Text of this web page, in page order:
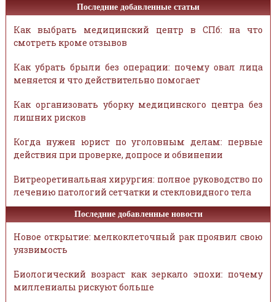
Последние добавленные статьи
Как выбрать медицинский центр в СПб: на что
смотреть кроме отзывов
Как убрать брыли без операции: почему овал лица
меняется и что действительно помогает
Как организовать уборку медицинского центра без
лишних рисков
Когда нужен юрист по уголовным делам: первые
действия при проверке, допросе и обвинении
Витреоретинальная хирургия: полное руководство по
лечению патологий сетчатки и стекловидного тела
Последние добавленные новости
Новое открытие: мелкоклеточный рак проявил свою
уязвимость
Биологический возраст как зеркало эпохи: почему
миллениалы рискуют больше